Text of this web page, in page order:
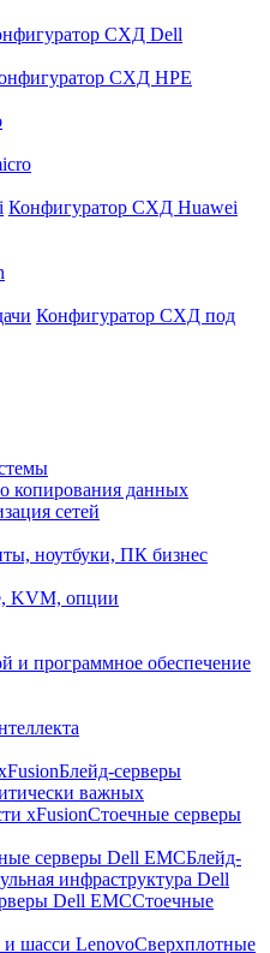
СХД Dell
СХД HPE
Конфигуратор СХД Huawei
Конфигуратор СХД под
копирования данных
сетей
ноутбуки, ПК бизнес
KVM, опции
и программное обеспечение
Блейд-серверы
важных
xFusionСтоечные серверы
серверы Dell EMCБлейд-
инфраструктура Dell
Dell EMCСтоечные
и шасси LenovoСверхплотные